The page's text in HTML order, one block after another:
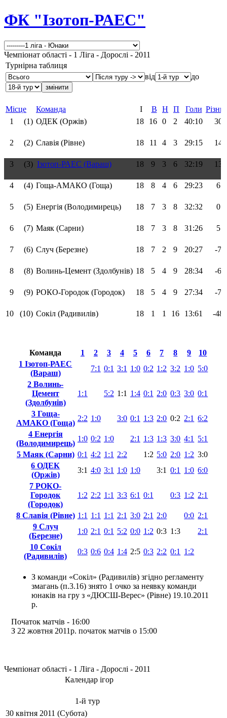
ФК "Ізотоп-РАЕС"
Чемпіонат області - 1 Ліга - Дорослі - 2011
Турнірна таблиця
від
до
Місце Команда І В Н П Голи
1
(1) ОДЕК (Оржів) 18 16 0 2 40:10 30
2 (2) Славія (Рівне) 18 11 4 3 29:15 14
3 (3) Ізотоп-РАЕС (Вараш) 18 9 3 6 32:19 13
4 (4) Гоща-АМАКО (Гоща) 18 8 4 6 29:23 6
5 (5) Енергія (Володимирець) 18 7 3 8 32:32 0
6 (7) Маяк (Сарни) 18 7 3 8 31:26 5
7 (6) Случ (Березне) 18 7 2 9 20:27 -7
8 (8) Волинь-Цемент (Здолбунів) 18 5 4 9 28:34 -6
9 (9) РОКО-Городок (Городок) 18 5 4 9 27:34 -7
10 (10) Сокіл (Радивилів) 18 1 1 16 13:61 -48
Команда 1 2 3 4 5 6 7 8 9
10
1 Ізотоп-РАЕС
(Вараш)
7:1 0:1 3:1 1:0 0:2 1:2 3:2 1:0 5:0
2 Волинь-
Цемент
(Здолбунів)
1:1 5:2 1:1 1:4 0:1 2:0 0:3 3:0 0:1
3 Гоща-
АМАКО (Гоща)
2:2 1:0 3:0 0:1 1:3 2:0 0:2 2:1
6:2
4 Енергія
(Володимирець)
1:0 0:2 1:0 2:1 1:3 1:3 3:0 4:1
5:1
5 Маяк (Сарни) 0:1 4:2 1:1 2:2 1:2 5:0 2:0 1:2 3:0
6 ОДЕК
(Оржів)
3:1 4:0 3:1 1:0 1:0 3:1 0:1 1:0 6:0
7 РОКО-
Городок
(Городок)
1:2 2:2 1:1 3:3 6:1 0:1 0:3 1:2 2:1
8 Славія (Рівне) 1:1 1:1 1:1 2:1 3:0 2:1 2:0 0:0 2:1
9 Случ
(Березне)
1:0 2:1 0:1 5:2 0:0 1:2 0:3 1:3
2:1
10 Сокіл
(Радивилів)
0:3 0:6 0:4 1:4 2:5 0:3 2:2 0:1 1:2
З команди «Сокіл» (Радивилів) згідно регламенту
змагань (п.3.16) знято 1 очко за неявку команди
юнаків на гру з «ДЮСШ-Верес» (Рівне) 19.10.2011
р.
Початок матчiв - 16:00
З 22 жовтня 2011р. початок матчів о 15:00
Чемпіонат області - 1 Ліга - Дорослі - 2011
Календар ігор
1-й тур
30 квітня 2011 (Субота)